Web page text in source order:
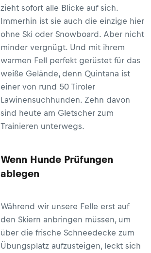
zieht sofort alle Blicke auf sich.
Immerhin ist sie auch die einzige hier
ohne Ski oder Snowboard. Aber nicht
minder vergnügt. Und mit ihrem
warmen Fell perfekt gerüstet für das
weiße Gelände, denn Quintana ist
einer von rund 50 Tiroler
Lawinensuchhunden. Zehn davon
sind heute am Gletscher zum
Trainieren unterwegs.
Wenn Hunde Prüfungen
ablegen
Während wir unsere Felle erst auf
den Skiern anbringen müssen, um
über die frische Schneedecke zum
Übungsplatz aufzusteigen, leckt sich